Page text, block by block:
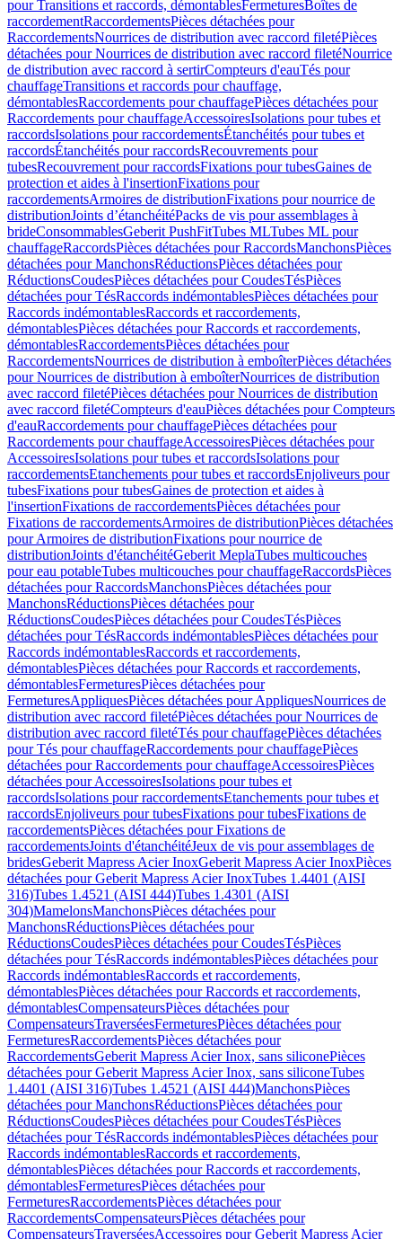
pour Transitions et raccords, démontablesFermeturesBoîtes de
raccordementRaccordementsPièces détachées pour
RaccordementsNourrices de distribution avec raccord filetéPièces
détachées pour Nourrices de distribution avec raccord filetéNourrice
de distribution avec raccord à sertirCompteurs d'eauTés pour
chauffageTransitions et raccords pour chauffage,
démontablesRaccordements pour chauffagePièces détachées pour
Raccordements pour chauffageAccessoiresIsolations pour tubes et
raccordsIsolations pour raccordementsÉtanchéités pour tubes et
raccordsÉtanchéités pour raccordsRecouvrements pour
tubesRecouvrement pour raccordsFixations pour tubesGaines de
protection et aides à l'insertionFixations pour
raccordementsArmoires de distributionFixations pour nourrice de
distributionJoints d’étanchéitéPacks de vis pour assemblages à
brideConsommablesGeberit PushFitTubes MLTubes ML pour
chauffageRaccordsPièces détachées pour RaccordsManchonsPièces
détachées pour ManchonsRéductionsPièces détachées pour
RéductionsCoudesPièces détachées pour CoudesTésPièces
détachées pour TésRaccords indémontablesPièces détachées pour
Raccords indémontablesRaccords et raccordements,
démontablesPièces détachées pour Raccords et raccordements,
démontablesRaccordementsPièces détachées pour
RaccordementsNourrices de distribution à emboîterPièces détachées
pour Nourrices de distribution à emboîterNourrices de distribution
avec raccord filetéPièces détachées pour Nourrices de distribution
avec raccord filetéCompteurs d'eauPièces détachées pour Compteurs
d'eauRaccordements pour chauffagePièces détachées pour
Raccordements pour chauffageAccessoiresPièces détachées pour
AccessoiresIsolations pour tubes et raccordsIsolations pour
raccordementsEtanchements pour tubes et raccordsEnjoliveurs pour
tubesFixations pour tubesGaines de protection et aides à
l'insertionFixations de raccordementsPièces détachées pour
Fixations de raccordementsArmoires de distributionPièces détachées
pour Armoires de distributionFixations pour nourrice de
distributionJoints d'étanchéitéGeberit MeplaTubes multicouches
pour eau potableTubes multicouches pour chauffageRaccordsPièces
détachées pour RaccordsManchonsPièces détachées pour
ManchonsRéductionsPièces détachées pour
RéductionsCoudesPièces détachées pour CoudesTésPièces
détachées pour TésRaccords indémontablesPièces détachées pour
Raccords indémontablesRaccords et raccordements,
démontablesPièces détachées pour Raccords et raccordements,
démontablesFermeturesPièces détachées pour
FermeturesAppliquesPièces détachées pour AppliquesNourrices de
distribution avec raccord filetéPièces détachées pour Nourrices de
distribution avec raccord filetéTés pour chauffagePièces détachées
pour Tés pour chauffageRaccordements pour chauffagePièces
détachées pour Raccordements pour chauffageAccessoiresPièces
détachées pour AccessoiresIsolations pour tubes et
raccordsIsolations pour raccordementsEtanchements pour tubes et
raccordsEnjoliveurs pour tubesFixations pour tubesFixations de
raccordementsPièces détachées pour Fixations de
raccordementsJoints d'étanchéitéJeux de vis pour assemblages de
bridesGeberit Mapress Acier InoxGeberit Mapress Acier InoxPièces
détachées pour Geberit Mapress Acier InoxTubes 1.4401 (AISI
316)Tubes 1.4521 (AISI 444)Tubes 1.4301 (AISI
304)MamelonsManchonsPièces détachées pour
ManchonsRéductionsPièces détachées pour
RéductionsCoudesPièces détachées pour CoudesTésPièces
détachées pour TésRaccords indémontablesPièces détachées pour
Raccords indémontablesRaccords et raccordements,
démontablesPièces détachées pour Raccords et raccordements,
démontablesCompensateursPièces détachées pour
CompensateursTraverséesFermeturesPièces détachées pour
FermeturesRaccordementsPièces détachées pour
RaccordementsGeberit Mapress Acier Inox, sans siliconePièces
détachées pour Geberit Mapress Acier Inox, sans siliconeTubes
1.4401 (AISI 316)Tubes 1.4521 (AISI 444)ManchonsPièces
détachées pour ManchonsRéductionsPièces détachées pour
RéductionsCoudesPièces détachées pour CoudesTésPièces
détachées pour TésRaccords indémontablesPièces détachées pour
Raccords indémontablesRaccords et raccordements,
démontablesPièces détachées pour Raccords et raccordements,
démontablesFermeturesPièces détachées pour
FermeturesRaccordementsPièces détachées pour
RaccordementsCompensateursPièces détachées pour
CompensateursTraverséesAccessoires pour Geberit Mapress Acier